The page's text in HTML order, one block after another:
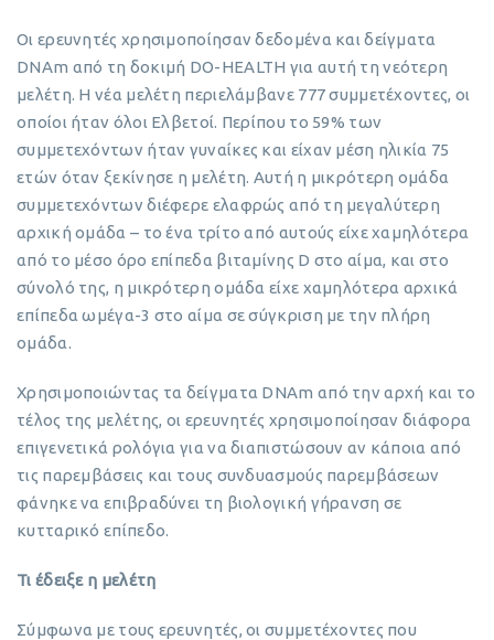
Οι ερευνητές χρησιμοποίησαν δεδομένα και δείγματα
DNAm από τη δοκιμή DO-HEALTH για αυτή τη νεότερη
μελέτη. Η νέα μελέτη περιελάμβανε 777 συμμετέχοντες, οι
οποίοι ήταν όλοι Ελβετοί. Περίπου το 59% των
συμμετεχόντων ήταν γυναίκες και είχαν μέση ηλικία 75
ετών όταν ξεκίνησε η μελέτη. Αυτή η μικρότερη ομάδα
συμμετεχόντων διέφερε ελαφρώς από τη μεγαλύτερη
αρχική ομάδα – το ένα τρίτο από αυτούς είχε χαμηλότερα
από το μέσο όρο επίπεδα βιταμίνης D στο αίμα, και στο
σύνολό της, η μικρότερη ομάδα είχε χαμηλότερα αρχικά
επίπεδα ωμέγα-3 στο αίμα σε σύγκριση με την πλήρη
ομάδα.
Χρησιμοποιώντας τα δείγματα DNAm από την αρχή και το
τέλος της μελέτης, οι ερευνητές χρησιμοποίησαν διάφορα
επιγενετικά ρολόγια για να διαπιστώσουν αν κάποια από
τις παρεμβάσεις και τους συνδυασμούς παρεμβάσεων
φάνηκε να επιβραδύνει τη βιολογική γήρανση σε
κυτταρικό επίπεδο.
Τι έδειξε η μελέτη
Σύμφωνα με τους ερευνητές, οι συμμετέχοντες που